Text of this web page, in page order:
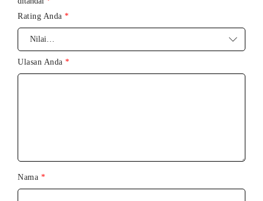
Spesifikasi:
Material:Silikon Cair, ABS, POM
Kapasitas Baterai:650 mAh
Rating Anda *
Ulasan Anda *
Nama *